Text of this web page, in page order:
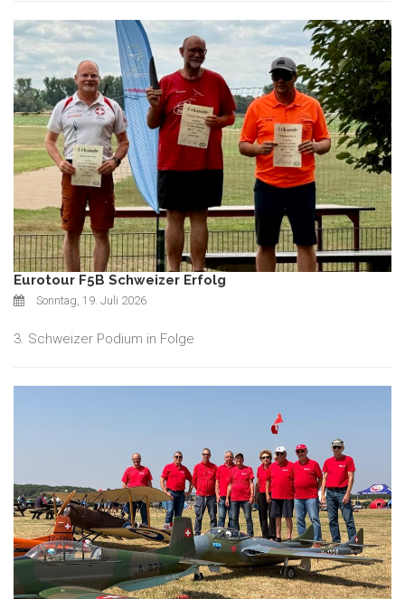
Eurotour F5B Schweizer Erfolg
Sonntag, 19. Juli 2026
3. Schweizer Podium in Folge